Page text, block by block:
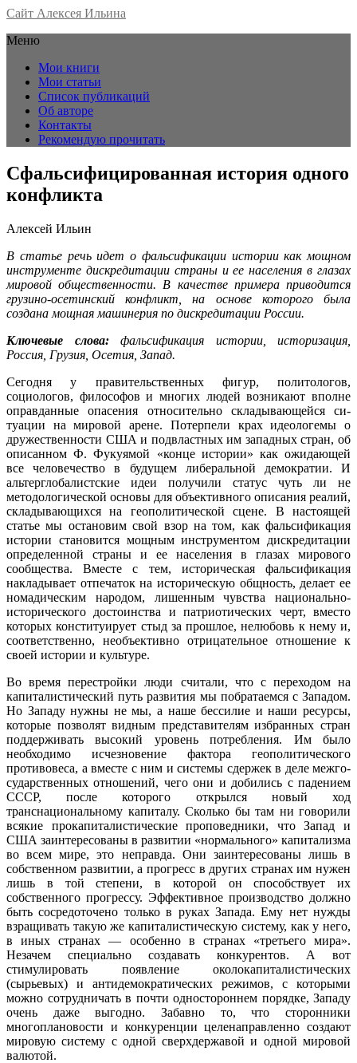
Сайт Алексея Ильина
Меню
Мои книги
Мои статьи
Список публикаций
Об авторе
Контакты
Рекомендую прочитать
Сфальсифицированная история одного
конфликта
Алексей Ильин
В статье речь идет о фальсификации истории как мощном
инструменте дискредитации страны и ее населения в глазах
мировой общественности. В качестве примера приводится
грузино-осетинский конфликт, на основе которого была
создана мощная машинерия по дискредитации России.
Ключевые слова:фальсификация истории, историзация,
Россия, Грузия, Осетия, Запад.
Сегодня у правительственных фигур, по­литологов,
социологов, философов и мно­гих людей возникают вполне
оправданные опасения относительно складывающейся си­
туации на мировой арене. Потерпели крах идеологемы о
дружественности США и под­властных им западных стран, об
описанном Ф. Фукуямой «конце истории» как ожидаю­щей
все человечество в будущем либераль­ной демократии. И
альтерглобалистские идеи получили статус чуть ли не
методоло­гической основы для объективного описания реалий,
складывающихся на геополитичес­кой сцене. В настоящей
статье мы остано­вим свой взор на том, как фальсификация
истории становится мощным инструментом дискредитации
определенной страны и ее населения в глазах мирового
сообщества. Вместе с тем, историческая фальсификация
накладывает отпечаток на историческую об­щность, делает ее
номадическим народом, лишенным чувства национально-
истори­ческого достоинства и патриотических черт, вместо
которых конституирует стыд за про­шлое, нелюбовь к нему и,
соответственно, необъективно отрицательное отношение к
своей истории и культуре.
Во время перестройки люди считали, что с переходом на
капиталистический путь развития мы побратаемся с Западом.
Но Западу нужны не мы, а наше бессилие и наши ресурсы,
которые позволят видным представителям избранных стран
подде­рживать высокий уровень потребления. Им было
необходимо исчезновение фактора геополитического
противовеса, а вместе с ним и системы сдержек в деле межго­
сударственных отношений, чего они и до­бились с падением
СССР, после которого открылся новый ход
транснациональному капиталу. Сколько бы там ни говорили
всякие прокапиталистические проповед­ники, что Запад и
США заинтересованы в развитии «нормального» капитализма
во всем мире, это неправда. Они заинтере­сованы лишь в
собственном развитии, а прогресс в других странах им нужен
лишь в той степени, в которой он способствует их
собственного прогрессу. Эффективное производство должно
быть сосредоточе­но только в руках Запада. Ему нет нужды
взращивать такую же капиталистическую систему, как у него,
в иных странах — осо­бенно в странах «третьего мира».
Незачем специально создавать конкурентов. А вот
стимулировать появление околокапиталис­тических
(сырьевых) и антидемократичес­ких режимов, с которыми
можно сотруд­ничать в почти одностороннем порядке, Западу
очень даже выгодно. Забавно то, что сторонники
многоплановости и конку­ренции целенаправленно создают
мировую систему с одной сверхдержавой и одной мировой
валютой.